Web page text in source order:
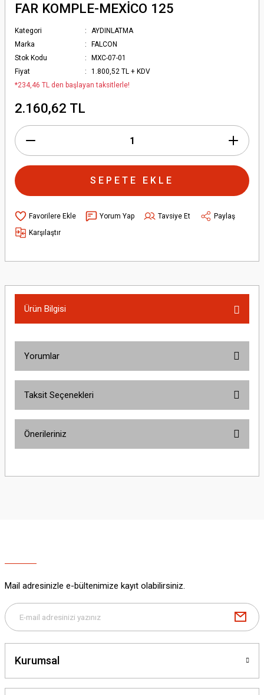
FAR KOMPLE-MEXİCO 125
Kategori
AYDINLATMA
Marka
FALCON
Stok Kodu
MXC-07-01
Fiyat
1.800,52 TL + KDV
*234,46 TL den başlayan taksitlerle!
2.160,62 TL
SEPETE EKLE
Yorum Yap Tavsiye Et
Paylaş
Karşılaştır
Ürün Bilgisi
Yorumlar
Taksit Seçenekleri
Önerileriniz
yetersiz gördüğünüz noktaları öneri formunu kullanarak tarafımıza
Bu ürüne benzer farklı alternatifler olmalı.
Mail adresinizle e-bültenimize kayıt olabilirsiniz.
Kurumsal